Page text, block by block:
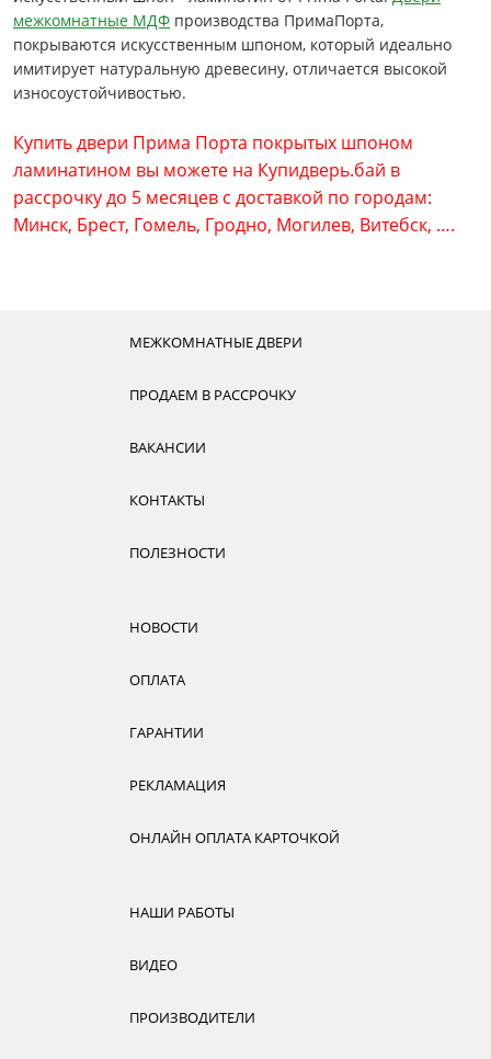
межкомнатные МДФ производства ПримаПорта,
покрываются искусственным шпоном, который идеально
имитирует натуральную древесину, отличается высокой
износоустойчивостью.
Купить двери Прима Порта покрытых шпоном
ламинатином вы можете на Купидверь.бай в
рассрочку до 5 месяцев с доставкой по городам:
Минск, Брест, Гомель, Гродно, Могилев, Витебск, ….
МЕЖКОМНАТНЫЕ ДВЕРИ
ПРОДАЕМ В РАССРОЧКУ
ВАКАНСИИ
КОНТАКТЫ
ПОЛЕЗНОСТИ
НОВОСТИ
ОПЛАТА
ГАРАНТИИ
РЕКЛАМАЦИЯ
ОНЛАЙН ОПЛАТА КАРТОЧКОЙ
НАШИ РАБОТЫ
ВИДЕО
ПРОИЗВОДИТЕЛИ